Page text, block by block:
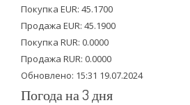
e
r
o
o
k
b
e
Покупка EUR: 45.1700
Продажа EUR: 45.1900
Покупка RUR: 0.0000
Продажа RUR: 0.0000
Обновлено: 15:31 19.07.2024
Погода на 3 дня